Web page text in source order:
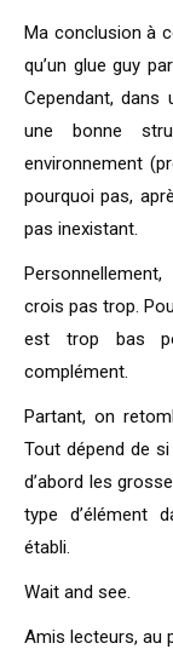
Ma conclusion à
qu’un glue guy
Cependant, dans
une bonne
environnement
pourquoi pas,
pas inexistant.
crois pas trop.
est trop bas
complément.
Partant, on
Tout dépend de
d’abord les
type d’élément
établi.
Wait and see.
Amis lecteurs, au